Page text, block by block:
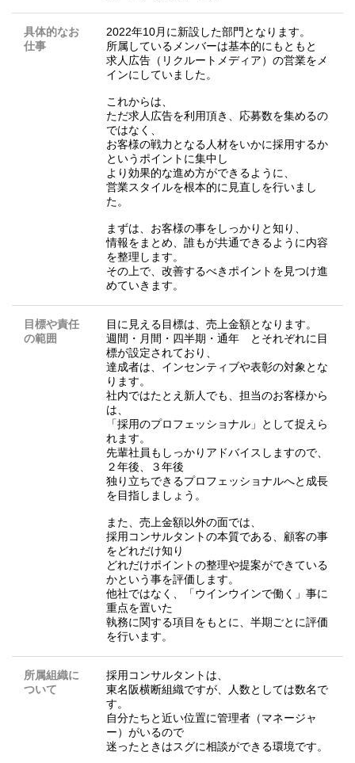
具体的なお
仕事
2022年10月に新設した部門となります。
所属しているメンバーは基本的にもともと
求人広告（リクルートメディア）の営業をメ
インにしていました。
これからは、
ただ求人広告を利用頂き、応募数を集めるの
ではなく、
お客様の戦力となる人材をいかに採用するか
というポイントに集中し
より効果的な進め方ができるように、
営業スタイルを根本的に見直しを行いまし
た。
まずは、お客様の事をしっかりと知り、
情報をまとめ、誰もが共通できるように内容
を整理します。
その上で、改善するべきポイントを見つけ進
めていきます。
目標や責任
の範囲
目に見える目標は、売上金額となります。
週間・月間・四半期・通年 とそれぞれに目
標が設定されており、
達成者は、インセンティブや表彰の対象とな
ります。
社内ではたとえ新人でも、担当のお客様から
は、
「採用のプロフェッショナル」として捉えら
れます。
先輩社員もしっかりアドバイスしますので、
２年後、３年後
独り立ちできるプロフェッショナルへと成長
を目指しましょう。
また、売上金額以外の面では、
採用コンサルタントの本質である、顧客の事
をどれだけ知り
どれだけポイントの整理や提案ができている
かという事を評価します。
他社ではなく、「ウインウインで働く」事に
重点を置いた
執務に関する項目をもとに、半期ごとに評価
を行います。
所属組織に
ついて
採用コンサルタントは、
東名阪横断組織ですが、人数としては数名で
す。
自分たちと近い位置に管理者（マネージャ
ー）がいるので
迷ったときはスグに相談ができる環境です。